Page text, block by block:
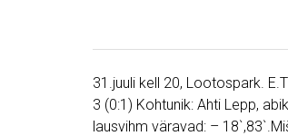
31.juuli kell 20, Lootospark.
3 (0:1) Kohtunik: Ahti Lepp,
lausvihm väravad: –